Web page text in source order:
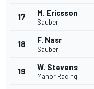
17 M. Ericsson
Sauber
18 F. Nasr
Sauber
19 W. Stevens
Manor Racing